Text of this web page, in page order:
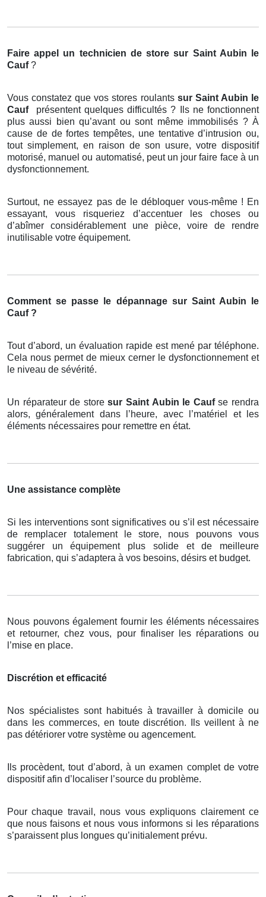
Faire appel un technicien de store sur Saint Aubin le
Cauf?
Vous constatez que vos stores roulants sur Saint Aubin le
Cauf
présentent quelques difficultés ? Ils ne fonctionnent
plus aussi bien qu’avant ou sont même immobilisés ? À
cause de de fortes tempêtes, une tentative d’intrusion ou,
tout simplement, en raison de son usure, votre dispositif
motorisé, manuel ou automatisé, peut un jour faire face à un
dysfonctionnement.
Surtout, ne essayez pas de le débloquer vous-même ! En
essayant, vous risqueriez d’accentuer les choses ou
d’abîmer considérablement une pièce, voire de rendre
inutilisable votre équipement.
Comment se passe le dépannage sur Saint Aubin le
Cauf ?
Tout d’abord, un évaluation rapide est mené par téléphone.
Cela nous permet de mieux cerner le dysfonctionnement et
le niveau de sévérité.
Un réparateur de storesur Saint Aubin le Caufse rendra
alors, généralement dans l’heure, avec l’matériel et les
éléments nécessaires pour remettre en état.
Une assistance complète
Si les interventions sont significatives ou s’il est nécessaire
de remplacer totalement le store, nous pouvons vous
suggérer un équipement plus solide et de meilleure
fabrication, qui s’adaptera à vos besoins, désirs et budget.
Nous pouvons également fournir les éléments nécessaires
et retourner, chez vous, pour finaliser les réparations ou
l’mise en place.
Discrétion et efficacité
Nos spécialistes sont habitués à travailler à domicile ou
dans les commerces, en toute discrétion. Ils veillent à ne
pas détériorer votre système ou agencement.
Ils procèdent, tout d’abord, à un examen complet de votre
dispositif afin d’localiser l’source du problème.
Pour chaque travail, nous vous expliquons clairement ce
que nous faisons et nous vous informons si les réparations
s’paraissent plus longues qu’initialement prévu.